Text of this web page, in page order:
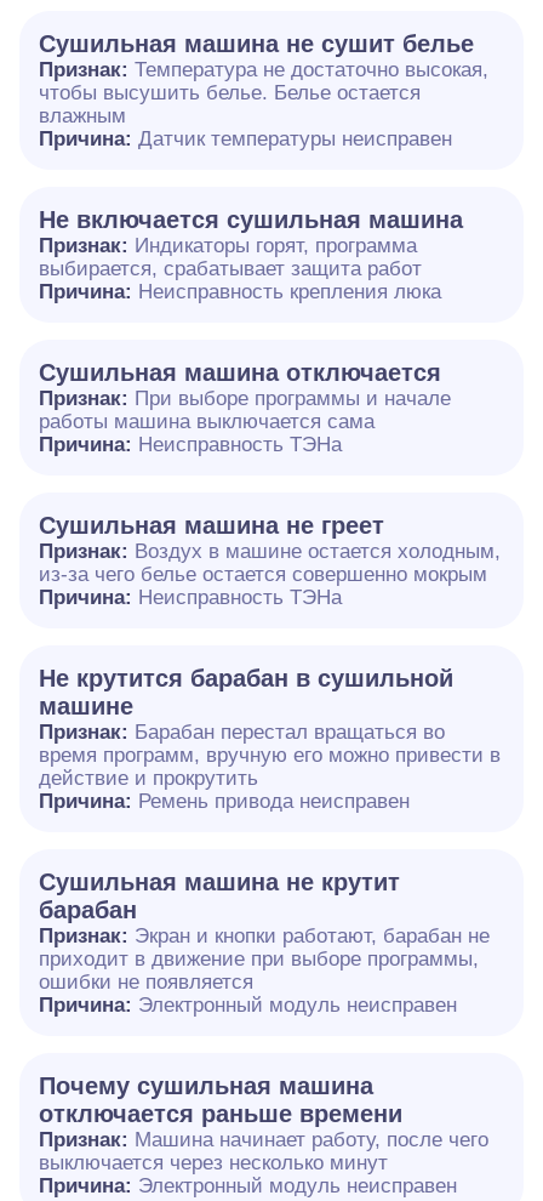
Сушильная машина не сушит белье
Признак: Температура не достаточно высокая,
чтобы высушить белье. Белье остается
влажным
Причина: Датчик температуры неисправен
Не включается сушильная машина
Признак: Индикаторы горят, программа
выбирается, срабатывает защита работ
Причина: Неисправность крепления люка
Сушильная машина отключается
Признак: При выборе программы и начале
работы машина выключается сама
Причина: Неисправность ТЭНа
Сушильная машина не греет
Признак: Воздух в машине остается холодным,
из-за чего белье остается совершенно мокрым
Причина: Неисправность ТЭНа
Не крутится барабан в сушильной
машине
Признак: Барабан перестал вращаться во
время программ, вручную его можно привести в
действие и прокрутить
Причина: Ремень привода неисправен
Сушильная машина не крутит
барабан
Признак: Экран и кнопки работают, барабан не
приходит в движение при выборе программы,
ошибки не появляется
Причина: Электронный модуль неисправен
Почему сушильная машина
отключается раньше времени
Признак: Машина начинает работу, после чего
выключается через несколько минут
Причина: Электронный модуль неисправен